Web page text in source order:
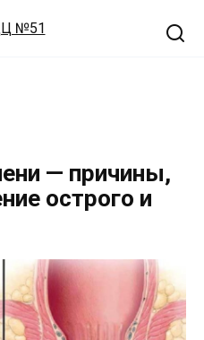
— причины,
острого и